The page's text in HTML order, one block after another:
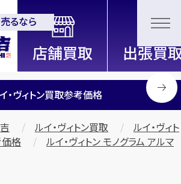
開中！
信頼と実績の買取専門店「買取大
売るなら
・ヴィトン買取参考価格
ルイ・ヴィトン買取
ルイ・ヴィト
格
ルイ・ヴィトン モノグラム アルマ